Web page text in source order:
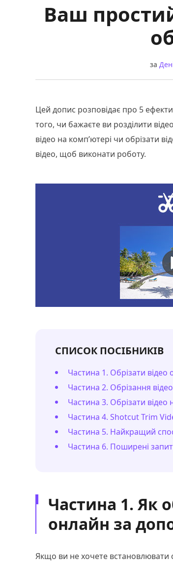
Ваш
за
Цей допис розповідає про 5
того, чи бажаєте ви розділити
відео на комп’ютері чи обрізати
відео, щоб виконати роботу.
СПИСОК ПОСІБНИКІВ
Частина 1. Обрізати
Частина 2. Обрізання
Частина 3. Обрізати
Частина 4. Shotcut Trim
Частина 5. Найкращий
Частина 6. Поширені
Частина 1. Як
онлайн за
Якщо ви не хочете встановлювати